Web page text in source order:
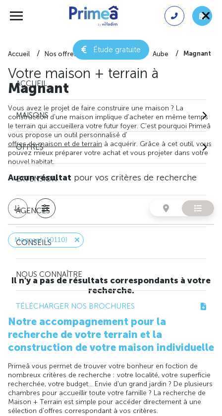
Étude gratuite
ACCUEIL
MAISONS
OFFRES
EXTENSION
AGENCES
CONSEILS
NOUS CONNAÎTRE
TÉLÉCHARGER NOS BROCHURES
Accueil Nos offres de maison + terrain Aube Magnant
Votre maison + terrain à
Magnant
Vous avez le projet de faire construire une maison ? La
construction d'une maison implique d'acheter en même temps
le terrain qui accueillera votre futur foyer. C'est pourquoi Primeâ
vous propose un outil personnalisé d'
offres de maison et de terrain à acquérir. Grâce à cet outil, vous
pouvez mieux préparer votre achat et vous projeter dans votre
nouvel habitat.
Aucun résultat pour vos critères de recherche
Magnant (10110)
Il n'y a pas de résultats correspondants à votre
recherche.
Notre accompagnement pour la
recherche de votre terrain et la
construction de votre maison individuelle
Primeâ vous permet de trouver votre bonheur en foction de
nombreux critères de recherche : votre localité, votre superficie
recherchée, votre budget... Envie d'un grand jardin ? De plusieurs
chambres pour accueillir toute votre famille ? La recherche de
Maison + Terrain est simple pour accéder directement à une
sélection d'offres correspondant à vos critères.